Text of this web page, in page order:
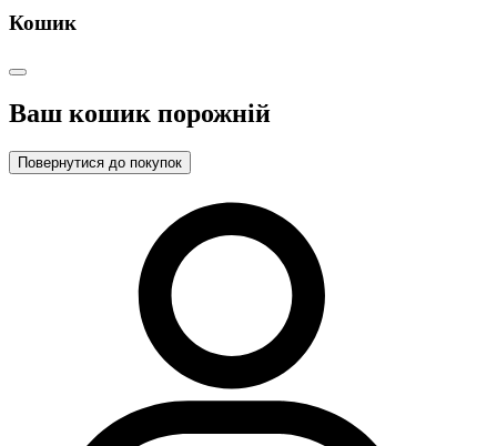
Кошик
Ваш кошик порожній
Повернутися до покупок